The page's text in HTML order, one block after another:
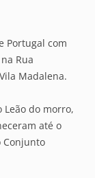
Portugal com
Rua
Madalena.
Leão do morro,
até o
Conjunto